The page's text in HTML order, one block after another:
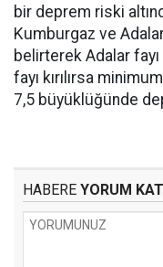
bir deprem riski
Kumburgaz ve
belirterek Adalar fayı
fayı kırılırsa
7,5 büyüklüğünde
HABERE YORUM KAT